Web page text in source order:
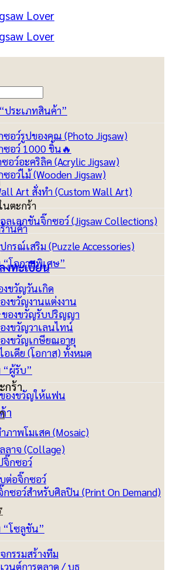
นตะกร้า
านค้า
งทะเบียน
กร้า
า
ประเภทสินค้า”
ซอว์รูปของคุณ (Photo Jigsaw)
ซอว์ 1000 ชิ้น🔥
อว์อะคริลิค (Acrylic Jigsaw)
ซอว์ไม้ (Wooden Jigsaw)
Art สั่งทำ (Custom Wall Art)
ลเลกชันจิ๊กซอว์ (Jigsaw Collections)
รณ์เสริม (Puzzle Accessories)
“โอกาสพิเศษ”
งขวัญวันเกิด
งขวัญงานแต่งงาน
ของขวัญรับปริญญา
งขวัญวาเลนไทน์
งขวัญเกษียณอายุ
เดีย (โอกาส) ทั้งหมด
“ผู้รับ”
ของขวัญให้แฟน
ภาพโมเสค (Mosaic)
ลาจ (Collage)
กซอว์
ต่อจิ๊กซอว์
ซอว์สำหรับศิลปิน (Print On Demand)
“โซลูชัน”
กรรมสร้างทีม
วนต์การตลาด / บูธ